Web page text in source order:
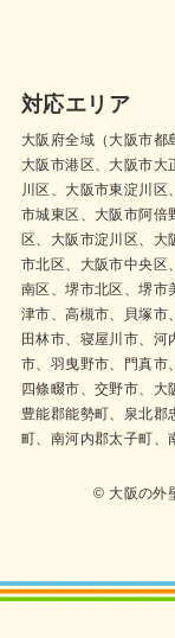
対応エリア
大阪府全域（大阪市都
大阪市港区、大阪市大
川区、大阪市東淀川区
市城東区、大阪市阿倍
区、大阪市淀川区、大
市北区、大阪市中央区
南区、堺市北区、堺市
津市、高槻市、貝塚市
田林市、寝屋川市、
市、羽曳野市、門真市
四條畷市、交野市、大
豊能郡能勢町、泉北郡
町、南河内郡太子町、
© 大阪の外